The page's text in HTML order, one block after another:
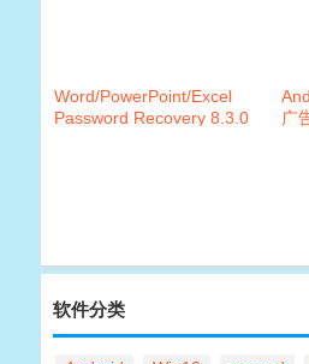
Word/PowerPoint/Excel
Password Recovery 8.3.0
广
软件分类